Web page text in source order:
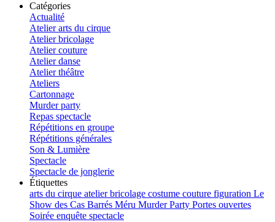
Catégories
Actualité
Atelier arts du cirque
Atelier bricolage
Atelier couture
Atelier danse
Atelier théâtre
Ateliers
Cartonnage
Murder party
Repas spectacle
Répétitions en groupe
Répétitions générales
Son & Lumière
Spectacle
Spectacle de jonglerie
Étiquettes
arts du cirque atelierbricolage costume couture figuration Le
Show des Cas Barrés Méru Murder Party Portes ouvertes
Soirée enquête spectacle